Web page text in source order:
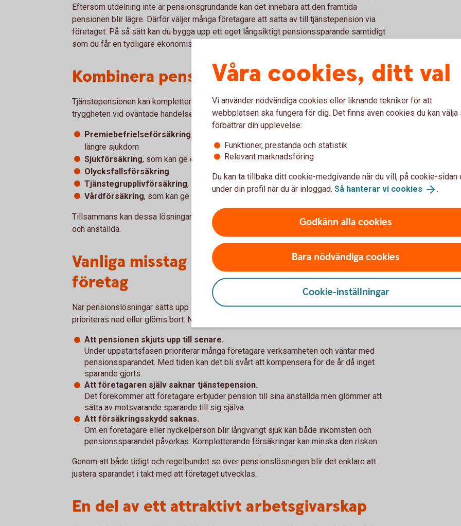
Eftersom utdelning inte är pensionsgrundande kan det innebära att den framtida
pensionen blir lägre. Därför väljer många företagare att sätta av till tjänstepension via
företaget. På så sätt kan du bygga upp ett eget långsiktigt pensionssparande samtidigt
som du får en tydligare ekonomisk plan för framtiden.
Kombinera pension med trygghetsförsäkringar
Tjänstepensionen kan kompletteras med försäkringar som stärker den ekonomiska
tryggheten vid oväntade händelser. Till exempel:
Premiebefrielseförsäkring, som gör att pensionspremier fortsätter att betalas vid
längre sjukdom
Sjukförsäkring, som kan ge extra ersättning vid sjukskrivning
Olycksfallsförsäkring
Tjänstegrupplivförsäkring, som ger ekonomiskt skydd till familjen vid dödsfall
Vårdförsäkring, som kan ge snabbare tillgång till vård
Tillsammans kan dessa lösningar skapa ett mer heltäckande skydd för både företagare
och anställda.
Vanliga misstag kring tjänstepension i mindre
företag
När pensionslösningar sätts upp i mindre företag är det inte ovanligt att vissa delar
prioriteras ned eller glöms bort. Några vanligen exempel är:
Att pensionen skjuts upp till senare.
Under uppstartsfasen prioriterar många företagare verksamheten och väntar med
pensionssparandet. Med tiden kan det bli svårt att kompensera för de år då inget
sparande gjorts.
Att företagaren själv saknar tjänstepension.
Det förekommer att företagare erbjuder pension till sina anställda men glömmer att
sätta av motsvarande sparande till sig själva.
Att försäkringsskydd saknas.
Om en företagare eller nyckelperson blir långvarigt sjuk kan både inkomsten och
pensionssparandet påverkas. Kompletterande försäkringar kan minska den risken.
Genom att både tidigt och regelbundet se över pensionslösningen blir det enklare att
justera sparandet i takt med att företaget utvecklas.
En del av ett attraktivt arbetsgivarskap
Våra cookies, ditt val
Vi använder nödvändiga cookies eller liknande tekniker för att
webbplatsen ska fungera för dig. Det finns även cookies du kan välja
förbättrar din upplevelse:
Funktioner, prestanda och statistik
Relevant marknadsföring
Du kan ta tillbaka ditt cookie-medgivande när du vill, på cookie-sidan
under din profil när du är inloggad. Så hanterar vi cookies .
Godkänn alla cookies
Bara nödvändiga cookies
Cookie-inställningar